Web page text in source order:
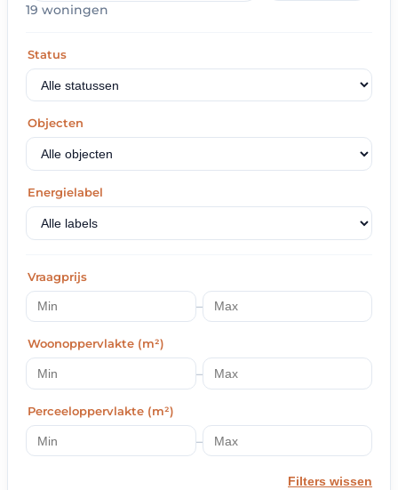
19 woningen
Status
Objecten
Energielabel
Vraagprijs
–
Woonoppervlakte (m²)
–
Perceeloppervlakte (m²)
–
Filters wissen